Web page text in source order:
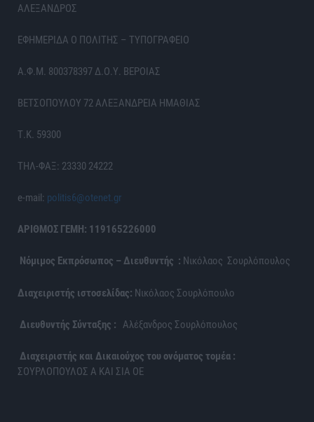
ΑΛΕΞΑΝΔΡΟΣ
ΕΦΗΜΕΡΙΔΑ Ο ΠΟΛΙΤΗΣ – ΤΥΠΟΓΡΑΦΕΙΟ
Α.Φ.Μ. 800378397 Δ.Ο.Υ. ΒΕΡΟΙΑΣ
ΒΕΤΣΟΠΟΥΛΟΥ 72 ΑΛΕΞΑΝΔΡΕΙΑ ΗΜΑΘΙΑΣ
Τ.Κ. 59300
ΤΗΛ-ΦΑΞ: 23330 24222
e-mail: politis6@otenet.gr
ΑΡΙΘΜΟΣ ΓΕΜΗ: 119165226000
Νόμιμος Εκπρόσωπος – Διευθυντής : Νικόλαος Σουρλόπουλος
Διαχειριστής ιστοσελίδας: Νικόλαος Σουρλόπουλο
Διευθυντής Σύνταξης : Αλέξανδρος Σουρλόπουλος
Διαχειριστής και Δικαιούχος του ονόματος τομέα :
ΣΟΥΡΛΟΠΟΥΛΟΣ Α ΚΑΙ ΣΙΑ ΟΕ